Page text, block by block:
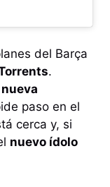
del Barça
.
nueva
paso en el
cerca y, si
nuevo ídolo